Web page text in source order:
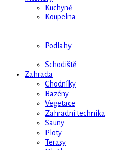
Kuchyně
Koupelna
Podlahy
Schodiště
Zahrada
Chodníky
Bazény
Vegetace
Zahradní technika
Sauny
Ploty
Terasy